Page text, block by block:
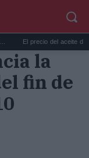
El precio del aceite de
la
fin de